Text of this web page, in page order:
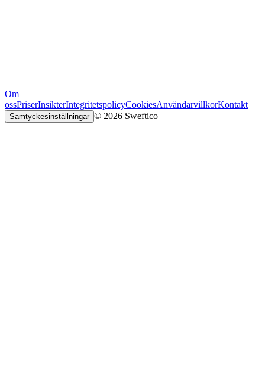
Om
ossPriserInsikterIntegritetspolicyCookiesAnvändarvillkorKontakt
Samtyckesinställningar © 2026 Sweftico